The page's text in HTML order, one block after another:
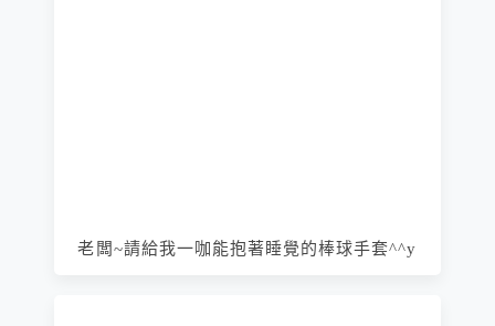
老闆~請給我一咖能抱著睡覺的棒球手套^^y